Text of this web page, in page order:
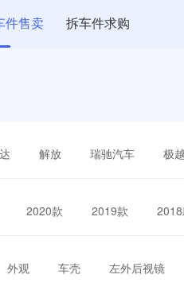
件售卖 拆车件求购
解放 瑞驰汽车 极
2020款 2019款
外观 车壳 左外后视镜